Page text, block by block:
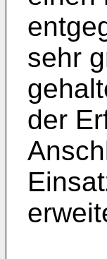
sehr
der